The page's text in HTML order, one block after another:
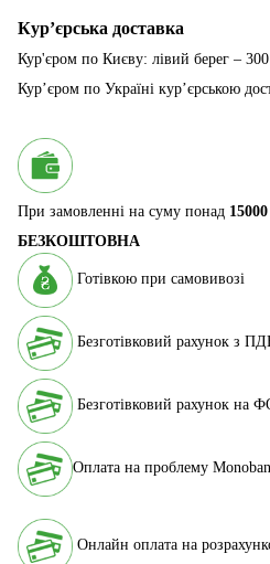
Курʼєрська доставка
Кур'єром по Києву: лівий берег –
Курʼєром по Україні курʼєрською
При замовленні на суму понад
БЕЗКОШТОВНА
Готівкою при самовивозі
Безготівковий рахунок з
Безготівковий рахунок на
Оплата на проблему
Онлайн оплата на